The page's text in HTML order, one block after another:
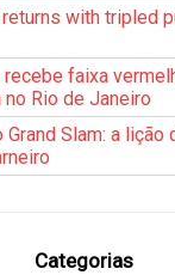
returns with tripled
faixa
Rio de Janeiro
Grand Slam: a
Categorias